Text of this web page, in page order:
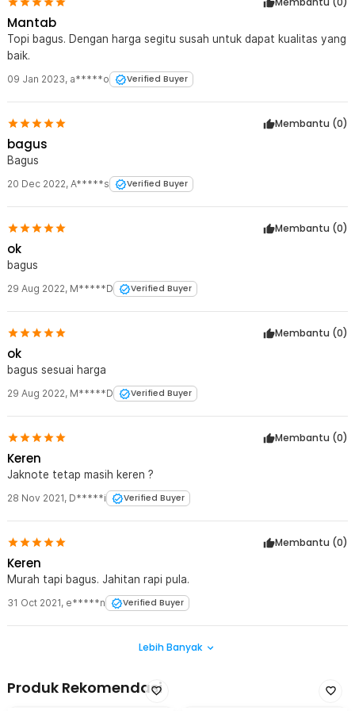
Mantab
Topi bagus. Dengan harga segitu susah untuk dapat kualitas yang
baik.
09 Jan 2023, a*****o Verified Buyer
Membantu (0)
bagus
Bagus
20 Dec 2022, A*****s Verified Buyer
Membantu (0)
ok
bagus
29 Aug 2022, M*****D Verified Buyer
Membantu (0)
ok
bagus sesuai harga
29 Aug 2022, M*****D Verified Buyer
Membantu (0)
Keren
Jaknote tetap masih keren ?
28 Nov 2021, D*****i Verified Buyer
Membantu (0)
Keren
Murah tapi bagus. Jahitan rapi pula.
31 Oct 2021, e*****n Verified Buyer
Lebih Banyak
Produk Rekomendasi